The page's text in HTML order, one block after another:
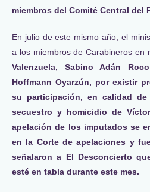
miembros del Comité Central del
En julio de este mismo año, el
a los miembros de Carabineros en
Valenzuela, Sabino Adán
Hoffmann Oyarzún, por existir
su participación, en calidad
secuestro y homicidio de
apelación de los imputados se
en la Corte de apelaciones y
señalaron a El Desconcierto
esté en tabla durante este mes.